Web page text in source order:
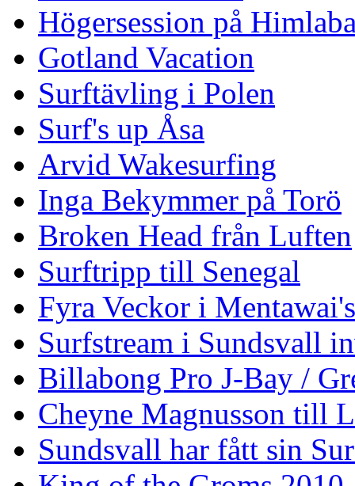
Högersession på
Gotland Vacation
Surftävling i Polen
Surf's up Åsa
Arvid Wakesurfing
Inga Bekymmer på Torö
Broken Head från Luften
Surftripp till Senegal
Fyra Veckor i Mentawai's
Surfstream i Sundsvall
Billabong Pro J-Bay /
Cheyne Magnusson till
Sundsvall har fått sin